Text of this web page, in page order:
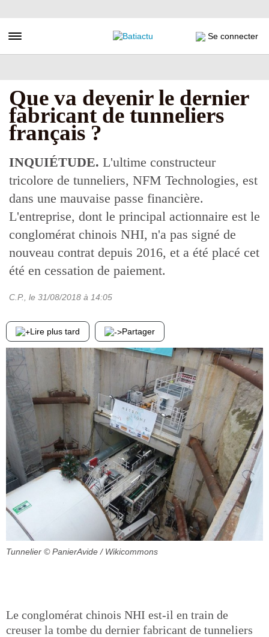
au
principal
Toggle navigation Se connecter
Que va devenir le dernier
fabricant de tunneliers
français ?
INQUIÉTUDE. L'ultime constructeur
tricolore de tunneliers, NFM Technologies, est
dans une mauvaise passe financière.
L'entreprise, dont le principal actionnaire est le
conglomérat chinois NHI, n'a pas signé de
nouveau contrat depuis 2016, et a été placé cet
été en cessation de paiement.
C.P. , le 31/08/2018 à 14:05
Lire plus tard Partager
Tunnelier © PanierAvide / Wikicommons
Le conglomérat chinois NHI est-il en train de
creuser la tombe du dernier fabricant de tunneliers